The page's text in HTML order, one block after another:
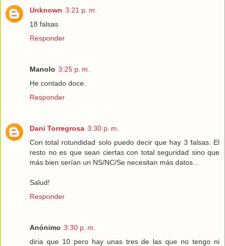
Unknown 3:21 p. m.
18 falsas
Responder
Manolo 3:25 p. m.
He contado doce.
Responder
Dani Torregrosa 3:30 p. m.
Con total rotundidad solo puedo decir que hay 3 falsas. El
resto no es que sean ciertas con total seguridad sino que
más bien serían un NS/NC/Se necesitan más datos...
Salud!
Responder
Anónimo 3:30 p. m.
diria que 10 pero hay unas tres de las que no tengo ni